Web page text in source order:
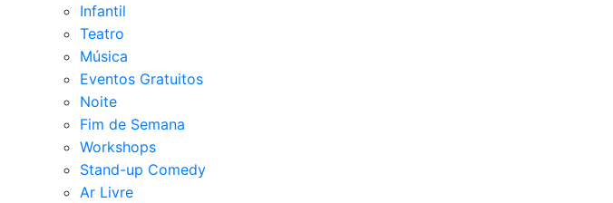
Infantil
Teatro
Música
Eventos Gratuitos
Noite
Fim de Semana
Workshops
Stand-up Comedy
Ar Livre